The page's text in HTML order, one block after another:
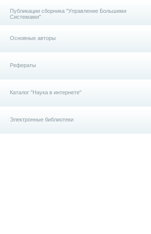
Публикации сборника "Управление Большими
Системами"
Основные авторы
Рефераты
Каталог "Наука в интернете"
Электронные библиотеки